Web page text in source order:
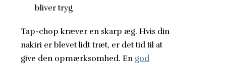
bliver tryg
Tap-chop kræver en skarp æg. Hvis din
nakiri er blevet lidt træt, er det tid til at
give den opmærksomhed. En god